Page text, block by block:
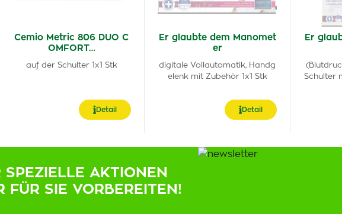
Cemio Metric 806 DUO C
OMFORT…
auf der Schulter 1x1 Stk
Detail
Er glaubte dem Manomet
er
digitale Vollautomatik, Handg
elenk mit Zubehör 1x1 Stk
Detail
Er
Schulter
SPEZIELLE AKTIONEN
FÜR SIE VORBEREITEN!